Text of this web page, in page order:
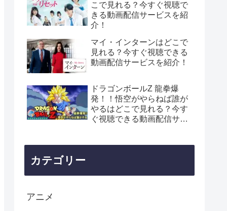
こで見れる？今すぐ視聴で
きる動画配信サービスを紹
介！
マイ・インターンはどこで
見れる？今すぐ視聴できる
動画配信サービスを紹介！
ドラゴンボールZ 龍拳爆
発！！悟空がやらねば誰が
やるはどこで見れる？今す
ぐ視聴できる動画配信サー
カテゴリー
アニメ